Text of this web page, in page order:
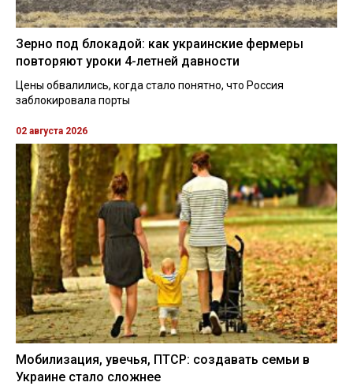
Зерно под блокадой: как украинские фермеры
повторяют уроки 4-летней давности
Цены обвалились, когда стало понятно, что Россия
заблокировала порты
02 августа 2026
Мобилизация, увечья, ПТСР: создавать семьи в
Украине стало сложнее